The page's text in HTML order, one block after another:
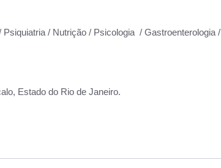
/ Nutrição / Psicologia / Gastroenterologia /
Estado do Rio de Janeiro.